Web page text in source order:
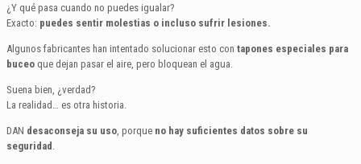
¿Y qué pasa cuando no puedes igualar?
Exacto: puedes sentir molestias o incluso sufrir lesiones.
Algunos fabricantes han intentado solucionar esto con tapones especiales para
buceo que dejan pasar el aire, pero bloquean el agua.
Suena bien, ¿verdad?
La realidad… es otra historia.
DAN desaconseja su uso , porque no hay suficientes datos sobre su
seguridad